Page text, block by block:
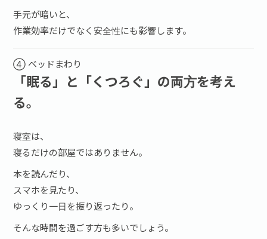
手元が暗いと、
作業効率だけでなく安全性にも影響します。
④ ベッドまわり
「眠る」と「くつろぐ」の両方を考え
る。
寝室は、
寝るだけの部屋ではありません。
本を読んだり、
スマホを見たり、
ゆっくり一日を振り返ったり。
そんな時間を過ごす方も多いでしょう。